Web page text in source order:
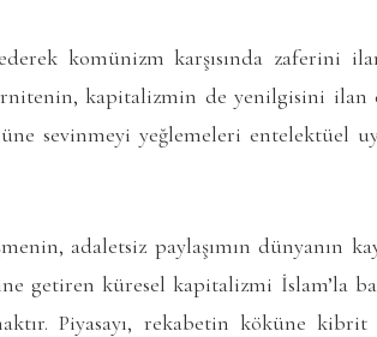
komünizm karşısında zaferini
kapitalizmin de yenilgisini ilan
sevinmeyi yeğlemeleri entelektüel
adaletsiz paylaşımın dünyanın
getiren küresel kapitalizmi İslam’la
Piyasayı, rekabetin köküne